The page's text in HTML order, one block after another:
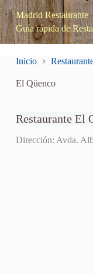
S
a
l
t
n
Madrid Restaurante
Guía rápida de
Inicio
El Qüenco
Restaurante El
Dirección: Avda.